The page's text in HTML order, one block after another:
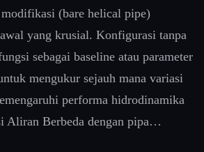
(bare helical pipe)
yang krusial. Konfigurasi tanpa
sebagai baseline atau parameter
mengukur sejauh mana variasi
performa hidrodinamika
Aliran Berbeda dengan pipa…